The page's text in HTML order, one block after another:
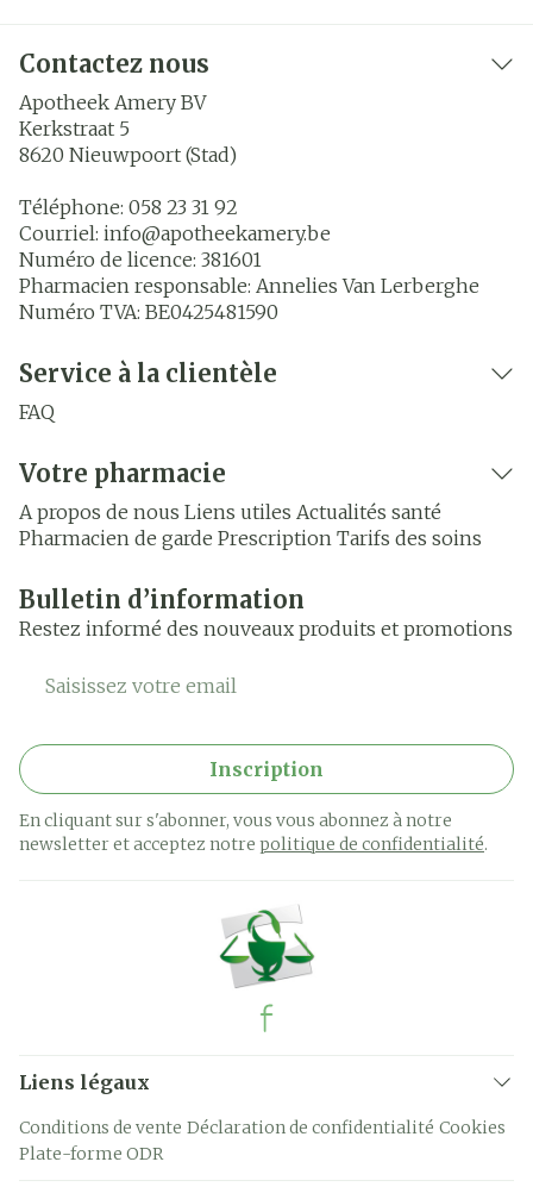
Contactez nous
Apotheek Amery BV
Kerkstraat 5
8620 Nieuwpoort (Stad)
Téléphone: 058 23 31 92
Courriel: info@apotheekamery.be
Numéro de licence: 381601
Pharmacien responsable: Annelies Van Lerberghe
Numéro TVA: BE0425481590
Service à la clientèle
FAQ
Votre pharmacie
A propos de nous Liens utiles Actualités santé
Pharmacien de garde Prescription Tarifs des soins
Bulletin d’information
Restez informé des nouveaux produits et promotions
Inscription
En cliquant sur s'abonner, vous vous abonnez à notre
newsletter et acceptez notre politique de confidentialité.
Liens légaux
Conditions de vente Déclaration de confidentialité Cookies
Plate-forme ODR